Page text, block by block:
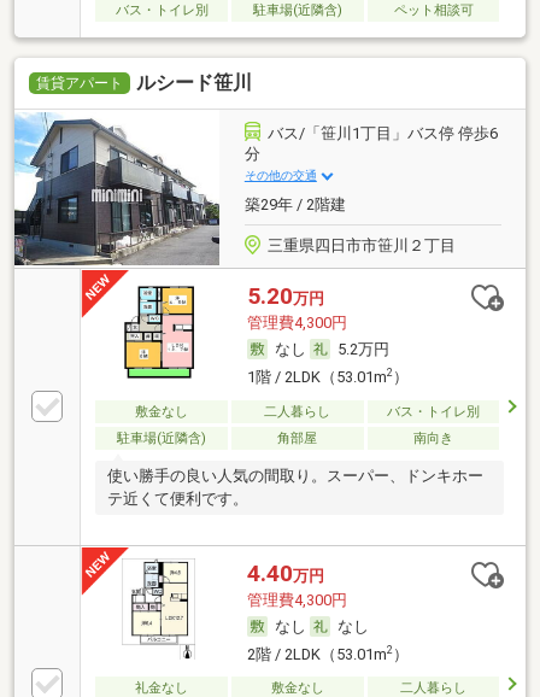
バス・トイレ別
駐車場(近隣含) ペット相談可
賃貸アパート ルシード笹川
バス/「笹川1丁目」バス停 停歩6
分
その他の交通
築29年 / 2階建
三重県四日市市笹川２丁目
5.20万円
管理費4,300円
なし
5.2万円
1階 / 2LDK（53.01m2）
敷金なし 二人暮らし
バス・トイレ別
駐車場(近隣含)
角部屋 南向き
使い勝手の良い人気の間取り。スーパー、ドンキホー
テ近くて便利です。
4.40万円
管理費4,300円
なし
なし
2階 / 2LDK（53.01m2）
礼金なし 敷金なし
二人暮らし